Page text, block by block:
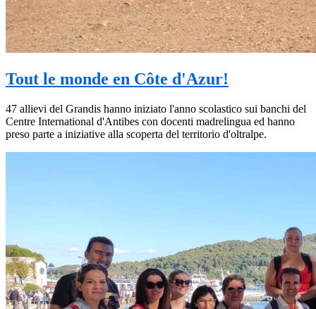
Tout le monde en Côte d'Azur!
47 allievi del Grandis hanno iniziato l'anno scolastico sui banchi del
Centre International d'Antibes con docenti madrelingua ed hanno
preso parte a iniziative alla scoperta del territorio d'oltralpe.